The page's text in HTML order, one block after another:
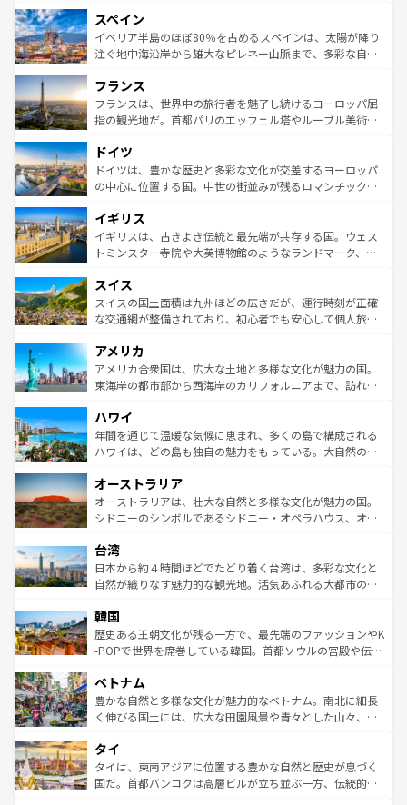
ろん、トスカーナの美しい田園風景やアマルフィ海岸の絶
景など、自然景観も見逃せない。観光の合間には、本場の
ピザやパスタなど、絶品のイタリア料理を堪能することも
ませてくれるイタリアで、忘れられない旅をしてみよう！
なお、新着のイタリア情報はコンテンツ一覧 を参照してほ
しい。
スペイン
イベリア半島のほぼ80％を占めるスペインは、太陽が降り
注ぐ地中海沿岸から雄大なピレネー山脈まで、多彩な自然
文化が根付くこの国では、情熱的なフラメンコ、熱気あふ
れる闘牛、そして美味しいタパスが生活の一部となってい
る。首都マドリードの洗練された雰囲気や、バルセロナの
の城塞都市、穏やかなビーチリゾートまで多彩な表情を見
せる。地方によって風土や気候が異なるスペインはその個
性で訪れる人を魅了する。 なお、新着のスペイン情報はコ
フランス
フランスは、世界中の旅行者を魅了し続けるヨーロッパ屈
指の観光地だ。首都パリのエッフェル塔やルーブル美術館
で、幅広い魅力が詰まっている。華麗な宮殿、歴史的な大
聖堂、美しいビーチ、そして豊かな自然が、訪れる者を心
から魅了する。また、フランスは美食の国としても知ら
いる。シャンパンの発祥地であるランス、プロヴァンスの
香り高いラベンダー畑など、多彩な楽しみ方が可能だ。さ
らに、パリ以外の地域にも魅力が溢れており、どの街角に
れる地方に足を運ぶとそれぞれで全く異なる文化を体験で
きるだろう。 なお、新着のフランス情報はコンテンツ一覧
を参照してほしい。
ドイツ
ドイツは、豊かな歴史と多彩な文化が交差するヨーロッパ
の中心に位置する国。中世の街並みが残るロマンチック街
顔を持つこの国は、どこを歩いても飽きることがない。ベ
ルリンの文化的活気、バイエルン州のアルプスの絶景、そ
してライン川沿いのワイン畑といった風景は必見。ビール
は、お酒好きな人にはぜひ体験してほしい。 なお、新着の
ドイツ情報はコンテンツ一覧を参照してほしい。
イギリス
イギリスは、古きよき伝統と最先端が共存する国。ウェス
トミンスター寺院や大英博物館のようなランドマーク、歴
リアごとに異なる魅力がある。また、優雅なアフタヌーン
ティー、ビール好きにはたまらない英国パブ、サッカー観
戦など、本場だからこそできる体験も豊富。イギリスを旅
ンツ一覧を参照してほしい。
スイス
スイスの国土面積は九州ほどの広さだが、運行時刻が正確
な交通網が整備されており、初心者でも安心して個人旅行
の建物がそのまま残る町や、スイスならではのユニークな
博物館もあり、アルプス観光だけでなく町歩きも満喫する
ことができる。国民の所得が高いため物価も高いが、旅行
ば市内交通費無料で観光を楽しむこともできる。 なお、新
着のスイス情報はコンテンツ一覧 を参照してほしい。
アメリカ
アメリカ合衆国は、広大な土地と多様な文化が魅力の国。
東海岸の都市部から西海岸のカリフォルニアまで、訪れる
のような巨大都市は、観光、ショッピング、エンターテイ
ンメントが詰まった刺激的なスポットだ。一方、アメリカ
西部には大自然が広がり、グランドキャニオンやイエロー
部のニューオーリンズでは、音楽と美食が融合した独特の
文化が魅力。旅行者はアメリカの各地域で異なる魅力を楽
しみながら、その多様性と豊かな歴史を感じることができ
ならではの贅沢な旅のスタイルだ。 なお、新着のアメリカ
情報はコンテンツ一覧を参照してほしい。
ハワイ
年間を通じて温暖な気候に恵まれ、多くの島で構成される
ハワイは、どの島も独自の魅力をもっている。大自然の神
ワイ島は見逃せない。また、定番の観光地といえばオアフ
島だが、静かな自然を求めるならマウイ島やカウアイ島が
おすすめ。エメラルドグリーンに輝く海をはじめ、豊かな
れるおもてなしの心で訪れる人々を迎えてくれるハワイの
人々、おいしいローカルフードやハワイアンミュージッ
ク、伝統的なフラダンスなど、すべてがハワイの魅力を彩
ワイを、存分に味わってほしい。 なお、新着のハワイ情報
はコンテンツ一覧を参照してほしい。
オーストラリア
オーストラリアは、壮大な自然と多様な文化が魅力の国。
シドニーのシンボルであるシドニー・オペラハウス、オー
リアリーフや大陸中央部にそびえるウルル（エアーズロッ
ク）、タスマニアの美しい原生林やケアンズの熱帯雨林な
ど、見どころがたくさん。また、カフェやワイン、オージ
いる。アクティビティも充実しており、サーフィンやダイ
ビング、ハイキングなど、アウトドア好きにはたまらな
い。オーストラリアの多彩な魅力を存分に味わいつくそ
参照してほしい。
台湾
日本から約４時間ほどでたどり着く台湾は、多彩な文化と
自然が織りなす魅力的な観光地。活気あふれる大都市の台
ン）、静ひつな山岳地帯である台湾東部など、都市の喧騒
と山間の静けさが共存しており、訪れる人に新しい発見と
驚きをもたらしてくれる。また、奥深い台湾の食文化も魅
容にもいいと評判のスイーツなど、バラエティ豊かな料理
が味わえる。 なお、新着の台湾情報は コンテンツ一覧を参
照してほしい。
韓国
歴史ある王朝文化が残る一方で、最先端のファッションやK
-POPで世界を席巻している韓国。首都ソウルの宮殿や伝統
き、地方に足を延ばせば四季折々の自然美を楽しむことが
できる。そして、キムチや焼肉、絶品のストリートフード
まで、さまざまな韓国料理が待っている。夜には、韓国な
リティに包まれながら、韓国の多彩な魅力を心ゆくまで味
わってみてほしい。 なお、新着の韓国情報はコンテンツ一
覧を参照してほしい。
ベトナム
豊かな自然と多様な文化が魅力的なベトナム。南北に細長
く伸びる国土には、広大な田園風景や青々とした山々、世
急速な発展と共に伝統が息づく。ハノイの古い町並みやホ
ーチミン市のフランス統治時代の建物も、独特の雰囲気を
醸し出している。また、バラエティの豊かさとおいしさで
タイ
タイは、東南アジアに位置する豊かな自然と歴史が息づく
国だ。首都バンコクは高層ビルが立ち並ぶ一方、伝統的な